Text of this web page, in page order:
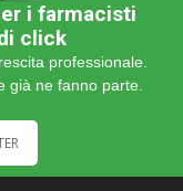
i farmacisti
click
professionale.
già ne fanno parte.